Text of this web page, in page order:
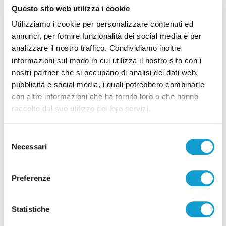
Questo sito web utilizza i cookie
Utilizziamo i cookie per personalizzare contenuti ed
annunci, per fornire funzionalità dei social media e per
analizzare il nostro traffico. Condividiamo inoltre
informazioni sul modo in cui utilizza il nostro sito con i
nostri partner che si occupano di analisi dei dati web,
pubblicità e social media, i quali potrebbero combinarle
con altre informazioni che ha fornito loro o che hanno
raccolto dal suo utilizzo dei loro servizi.
delNecessari
Preferenze
Statistiche
Correlati